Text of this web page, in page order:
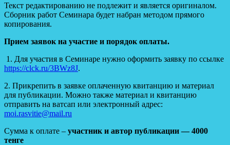
Текст редактированию не подлежит и является оригиналом.
Сборник работ Семинара будет набран методом прямого
копирования.
Прием заявок на участие и порядок оплаты.
1. Для участия в Семинаре нужно оформить заявку по ссылке
https://clck.ru/3BWz8J.
2. Прикрепить в заявке оплаченную квитанцию и материал
для публикации. Можно также материал и квитанцию
отправить на ватсап или электронный адрес:
moi.rasvitie@mail.ru
Сумма к оплате – участник и автор публикации — 4000
тенге